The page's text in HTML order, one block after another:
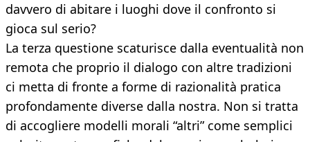
davvero di abitare i luoghi dove il confronto si
gioca sul serio?
La terza questione scaturisce dalla eventualità non
remota che proprio il dialogo con altre tradizioni
ci metta di fronte a forme di razionalità pratica
profondamente diverse dalla nostra. Non si tratta
di accogliere modelli morali “altri” come semplici